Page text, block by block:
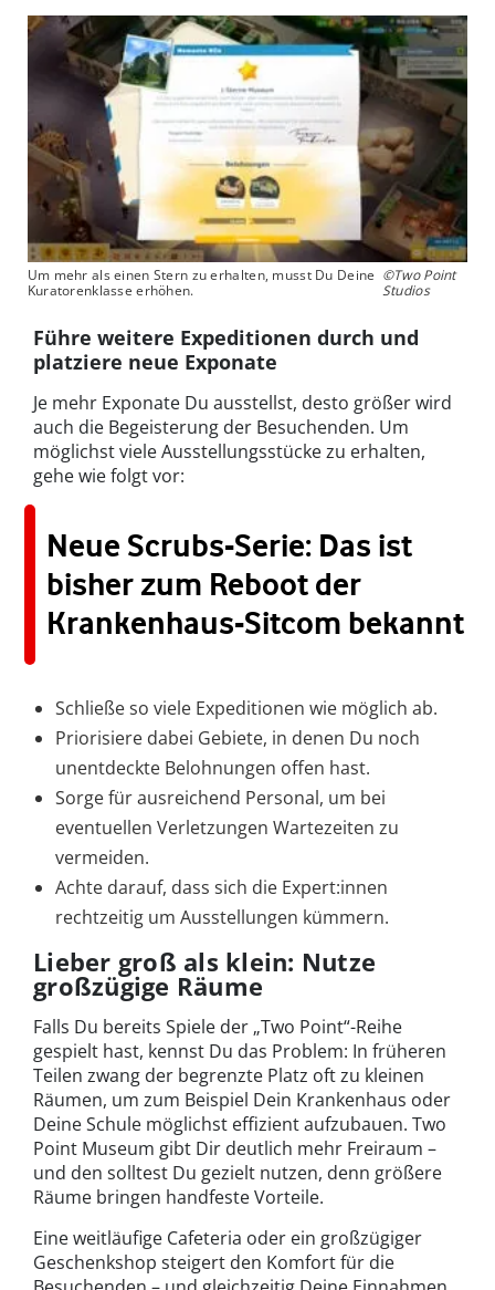
Um mehr als einen Stern zu erhalten, musst Du Deine
Kuratorenklasse erhöhen.
©Two Point
Studios
Führe weitere Expeditionen durch und
platziere neue Exponate
Je mehr Exponate Du ausstellst, desto größer wird
auch die Begeisterung der Besuchenden. Um
möglichst viele Ausstellungsstücke zu erhalten,
gehe wie folgt vor:
Neue Scrubs-Serie: Das ist
bisher zum Reboot der
Krankenhaus-Sitcom bekannt
Schließe so viele Expeditionen wie möglich ab.
Priorisiere dabei Gebiete, in denen Du noch
unentdeckte Belohnungen offen hast.
Sorge für ausreichend Personal, um bei
eventuellen Verletzungen Wartezeiten zu
vermeiden.
Achte darauf, dass sich die Expert:innen
rechtzeitig um Ausstellungen kümmern.
Lieber groß als klein: Nutze
großzügige Räume
Falls Du bereits Spiele der „Two Point“-Reihe
gespielt hast, kennst Du das Problem: In früheren
Teilen zwang der begrenzte Platz oft zu kleinen
Räumen, um zum Beispiel Dein Krankenhaus oder
Deine Schule möglichst effizient aufzubauen. Two
Point Museum gibt Dir deutlich mehr Freiraum –
und den solltest Du gezielt nutzen, denn größere
Räume bringen handfeste Vorteile.
Eine weitläufige Cafeteria oder ein großzügiger
Geschenkshop steigert den Komfort für die